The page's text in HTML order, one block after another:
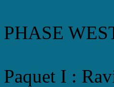
PHASE
Paquet I :